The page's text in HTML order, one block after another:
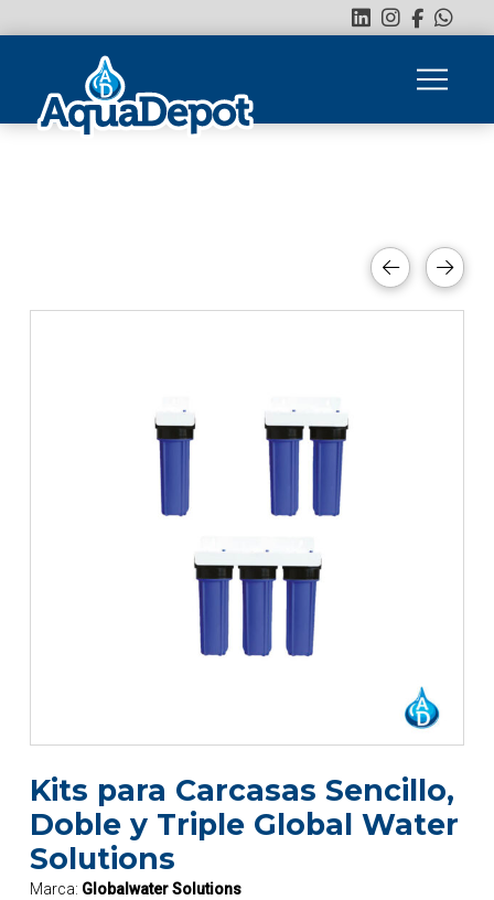
Kits para Carcasas Sencillo,
Doble y Triple Global Water
Solutions
Marca: Globalwater Solutions